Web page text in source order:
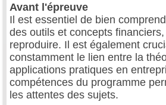
Avant l'épreuve
Il est essentiel de bien
des outils et concepts
reproduire. Il est également
constamment le lien entre la
applications pratiques en
compétences du programme
les attentes des sujets.